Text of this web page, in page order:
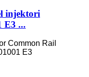
injektori
E3 ...
Common Rail
E3